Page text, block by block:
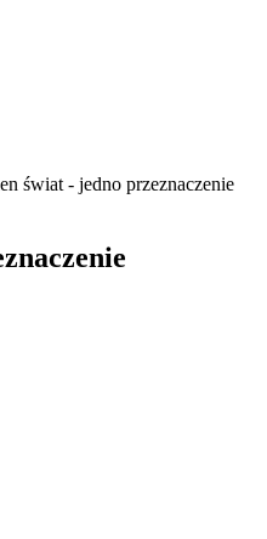
świat - jedno przeznaczenie